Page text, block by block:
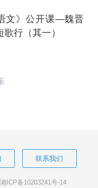
文》公开课—魏晋
行（其一）
联系我们
湘ICP备10203241号-14